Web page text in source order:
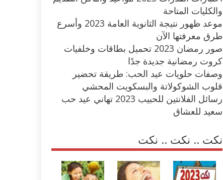
والكليات المتاحة
موعد ظهور نتيجة الثانوية العامة 2023 وأسرع
طرق معرفتها الآن
صور رمضان 2023 تحميل بطاقات وخلفيات
كروت رمضانية جديدة جدًا
وصفات حلويات عيد الحب: طريقة تحضير
قلوب الشوكولاتة والبسكويت المحشي
رسائل الفلانتين للحبيب 2023 تهاني عيد حب
سعيد للعشاق
نكت .. نكت .. نكت